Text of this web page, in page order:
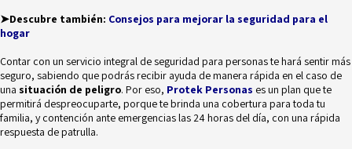
➤Descubre también: Consejos para mejorar la seguridad para el
hogar
Contar con un servicio integral de seguridad para personas te hará sentir más
seguro, sabiendo que podrás recibir ayuda de manera rápida en el caso de
una situación de peligro. Por eso, Protek Personas es un plan que te
permitirá despreocuparte, porque te brinda una cobertura para toda tu
familia, y contención ante emergencias las 24 horas del día, con una rápida
respuesta de patrulla.